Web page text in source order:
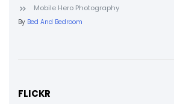
Mobile Hero Photography
By Bed And Bedroom
FLICKR